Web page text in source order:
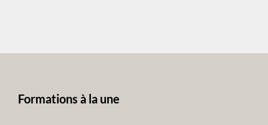
Formations à la une